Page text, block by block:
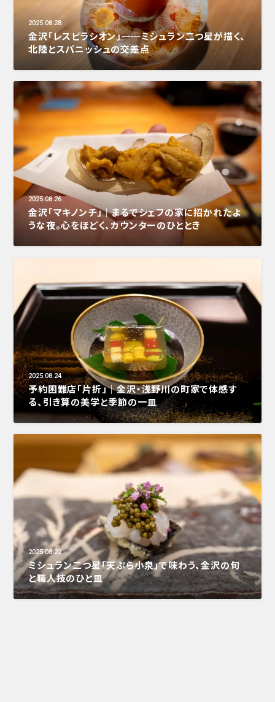
2025.08.28
金沢「レスピラシオン」──ミシュラン二つ星が描く、
北陸とスパニッシュの交差点
2025.08.26
金沢「マキノンチ」｜まるでシェフの家に招かれたよ
うな夜。心をほどく、カウンターのひととき
2025.08.24
予約困難店「片折」｜金沢・浅野川の町家で体感す
る、引き算の美学と季節の一皿
2025.08.22
ミシュラン二つ星「天ぷら小泉」で味わう、金沢の旬
と職人技のひと皿